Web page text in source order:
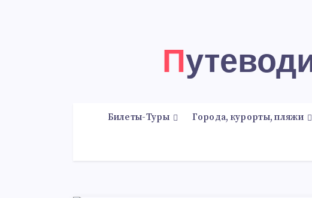
Билеты-Туры Города, курорты, пляжи